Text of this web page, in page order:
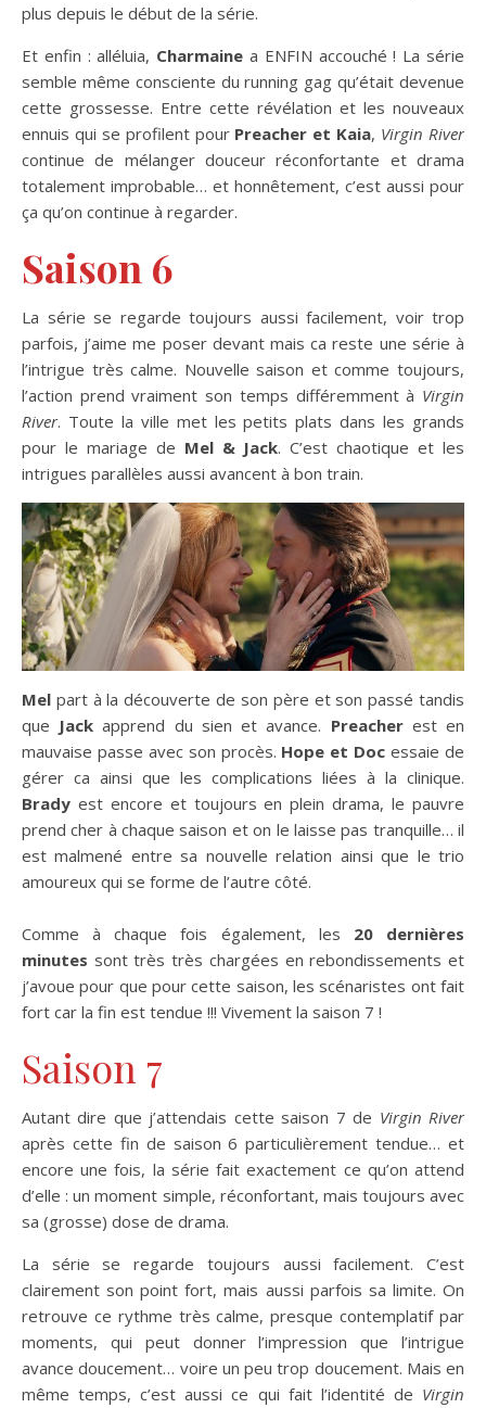
plus depuis le début de la série.
Et enfin : alléluia, Charmaine a ENFIN accouché ! La série
semble même consciente du running gag qu’était devenue
cette grossesse. Entre cette révélation et les nouveaux
ennuis qui se profilent pour Preacher et Kaia, Virgin River
continue de mélanger douceur réconfortante et drama
totalement improbable… et honnêtement, c’est aussi pour
ça qu’on continue à regarder.
Saison 6
La série se regarde toujours aussi facilement, voir trop
parfois, j’aime me poser devant mais ca reste une série à
l’intrigue très calme. Nouvelle saison et comme toujours,
l’action prend vraiment son temps différemment à Virgin
River. Toute la ville met les petits plats dans les grands
pour le mariage de Mel & Jack. C’est chaotique et les
intrigues parallèles aussi avancent à bon train.
Mel part à la découverte de son père et son passé tandis
que Jack apprend du sien et avance. Preacherest en
mauvaise passe avec son procès. Hope et Doc essaie de
gérer ca ainsi que les complications liées à la clinique.
Brady est encore et toujours en plein drama, le pauvre
prend cher à chaque saison et on le laisse pas tranquille… il
est malmené entre sa nouvelle relation ainsi que le trio
amoureux qui se forme de l’autre côté.
Comme à chaque fois également, les 20 dernières
minutes sont très très chargées en rebondissements et
j’avoue pour que pour cette saison, les scénaristes ont fait
fort car la fin est tendue !!! Vivement la saison 7 !
Saison 7
Autant dire que j’attendais cette saison 7 de Virgin River
après cette fin de saison 6 particulièrement tendue… et
encore une fois, la série fait exactement ce qu’on attend
d’elle : un moment simple, réconfortant, mais toujours avec
sa (grosse) dose de drama.
La série se regarde toujours aussi facilement. C’est
clairement son point fort, mais aussi parfois sa limite. On
retrouve ce rythme très calme, presque contemplatif par
moments, qui peut donner l’impression que l’intrigue
avance doucement… voire un peu trop doucement. Mais en
même temps, c’est aussi ce qui fait l’identité de Virgin